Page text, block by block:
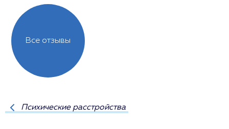
Все отзывы
Психические расстройства